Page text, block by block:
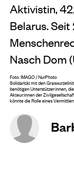
Aktivistin,
Belarus.
Nasch Dom
Foto: IMAGO / NurPhoto
Solidarität mit den
benötigen Unterstützer:innen,
Akteur:innen der
könnte die Rolle eines